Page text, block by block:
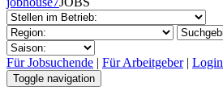
Für Jobsuchende | Für Arbeitgeber| Login
Toggle navigation